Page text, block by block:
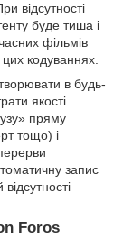
відсутності
буде тиша і
фільмів
цих кодуваннях.
в будь-
якості
пряму
тощо) і
запис
Foros